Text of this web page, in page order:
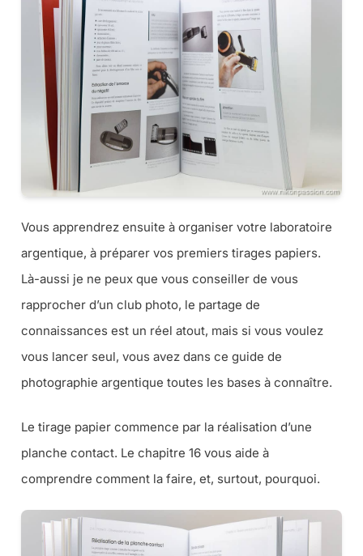
Vous apprendrez ensuite à organiser votre laboratoire
argentique, à préparer vos premiers tirages papiers.
Là-aussi je ne peux que vous conseiller de vous
rapprocher d’un club photo, le partage de
connaissances est un réel atout, mais si vous voulez
vous lancer seul, vous avez dans ce guide de
photographie argentique toutes les bases à connaître.
Le tirage papier commence par la réalisation d’une
planche contact. Le chapitre 16 vous aide à
comprendre comment la faire, et, surtout, pourquoi.